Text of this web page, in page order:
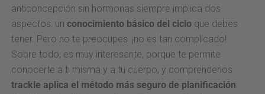
anticoncepción sin hormonas siempre implica dos
aspectos: un conocimiento básico del cicloque debes
tener. Pero no te preocupes: ¡no es tan complicado!
Sobre todo, es muy interesante, porque te permite
conocerte a ti misma y a tu cuerpo, y comprenderlos.
trackle aplica el método más seguro de planificación